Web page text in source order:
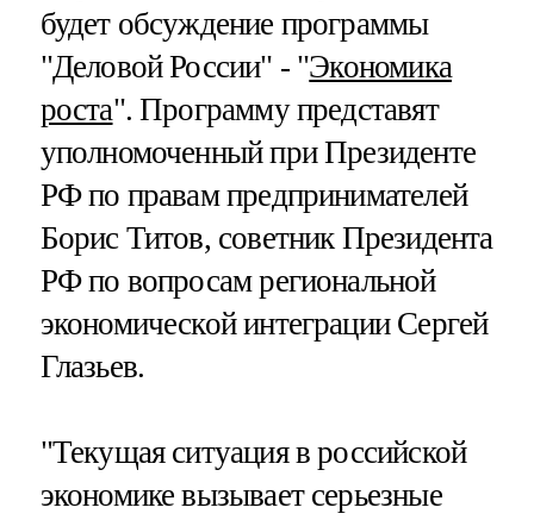
будет обсуждение программы
"Деловой России" - "Экономика
роста". Программу представят
уполномоченный при Президенте
РФ по правам предпринимателей
Борис Титов, советник Президента
РФ по вопросам региональной
экономической интеграции Сергей
Глазьев.
"Текущая ситуация в российской
экономике вызывает серьезные